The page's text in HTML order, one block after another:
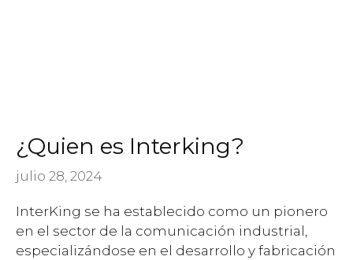
¿Quien es Interking?
julio 28, 2024
InterKing se ha establecido como un pionero
en el sector de la comunicación industrial,
especializándose en el desarrollo y fabricación